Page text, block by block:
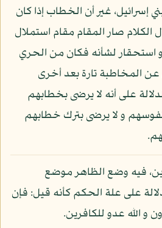
إسرائيل، غير أن الخطاب إذا كان
صار المقام مقام استملال
لشأنه فكان من الحري
عن المخاطبة تارة بعد أخرى
على أنه لا يرضى بخطابهم
و لا يرضى بترك خطابهم
فيه وضع الظاهر موضع
على علة الحكم كأنه قيل: فإن
و الله عدو للكافرين.